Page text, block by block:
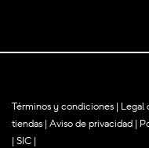
Términos y condiciones | Legal
tiendas |Aviso de privacidad |
|SIC |